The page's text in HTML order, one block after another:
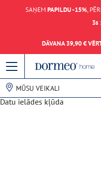
SAŅEMPAPILDU -15%,
3s
DĀVANA 39,90 €
MŪSU VEIKALI
Datu ielādes kļūda